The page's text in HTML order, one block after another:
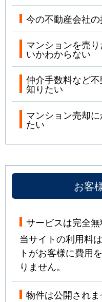
今の不動産会社
マンションを売
いかわからない
仲介手数料など
知りたい
マンション売却
たい
お客
サービスは完全
当サイトの利用料
トがお客様に費用
りません。
物件は公開され